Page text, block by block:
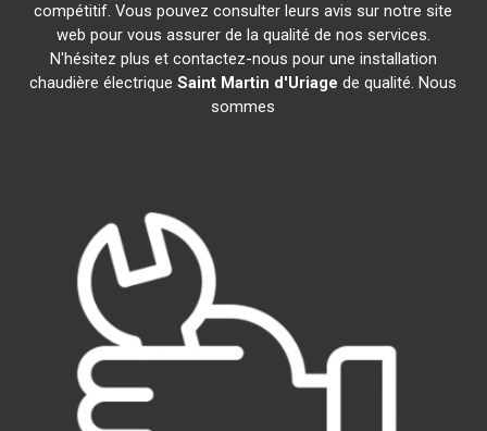
compétitif. Vous pouvez consulter leurs avis sur notre site
web pour vous assurer de la qualité de nos services.
N'hésitez plus et contactez-nous pour une installation
chaudière électriqueSaint Martin d'Uriage de qualité. Nous
sommes